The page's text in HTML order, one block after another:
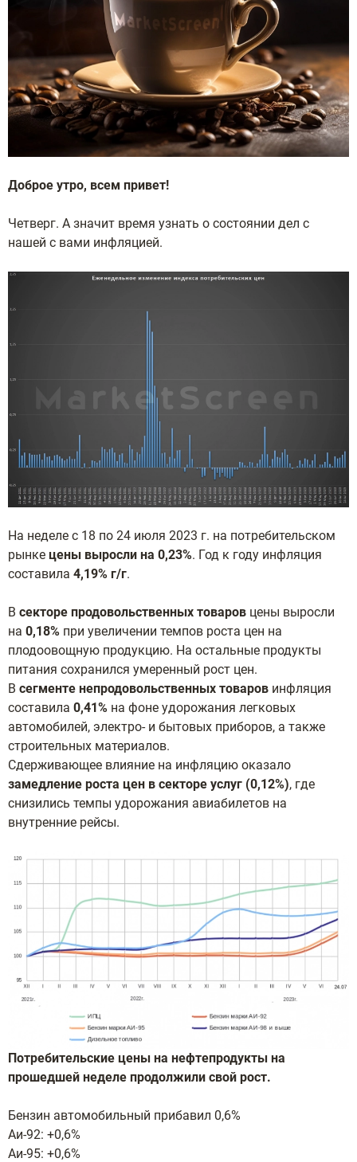
Доброе утро, всем привет!
Четверг. А значит время узнать о состоянии дел с
нашей с вами инфляцией.
На неделе с 18 по 24 июля 2023 г. на потребительском
рынке цены выросли на 0,23%. Год к году инфляция
составила 4,19% г/г.
В секторе продовольственных товаров цены выросли
на 0,18% при увеличении темпов роста цен на
плодоовощную продукцию. На остальные продукты
питания сохранился умеренный рост цен.
В сегменте непродовольственных товаров инфляция
составила 0,41% на фоне удорожания легковых
автомобилей, электро- и бытовых приборов, а также
строительных материалов.
Сдерживающее влияние на инфляцию оказало
замедление роста цен в секторе услуг (0,12%), где
снизились темпы удорожания авиабилетов на
внутренние рейсы.
Потребительские цены на нефтепродукты на
прошедшей неделе продолжили свой рост.
Бензин автомобильный прибавил 0,6%
Аи-92: +0,6%
Аи-95: +0,6%